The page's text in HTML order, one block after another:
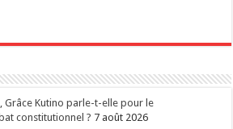
Grâce Kutino parle-t-elle pour le
constitutionnel ? 7 août 2026